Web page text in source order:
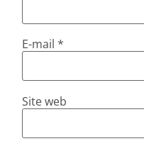
E-mail*
Site web